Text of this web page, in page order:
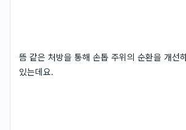
뜸 같은 처방을 통해 손톱 주위의 순환을 개선
있는데요.